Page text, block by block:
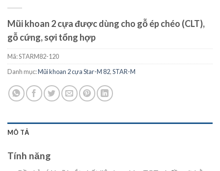
Mũi khoan 2 cựa được dùng cho gỗ ép chéo (CLT),
gỗ cứng, sợi tổng hợp
Mã:STARM82-120
Danh mục:Mũi khoan 2 cựa Star-M 82,STAR-M
MÔ TẢ
Tính năng